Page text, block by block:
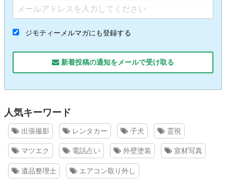
ジモティーメルマガにも登録する
新着投稿の通知をメールで受け取る
人気キーワード
出張撮影 レンタカー 子犬 霊視
マツエク 電話占い 外壁塗装 宣材写真
遺品整理士 エアコン取り外し